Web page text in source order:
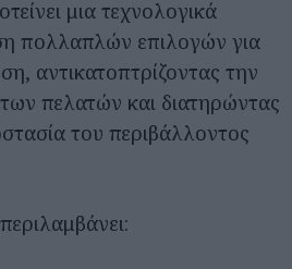
μια τεχνολογικά
πολλαπλών επιλογών για
αντικατοπτρίζοντας την
πελατών και διατηρώντας
του περιβάλλοντος